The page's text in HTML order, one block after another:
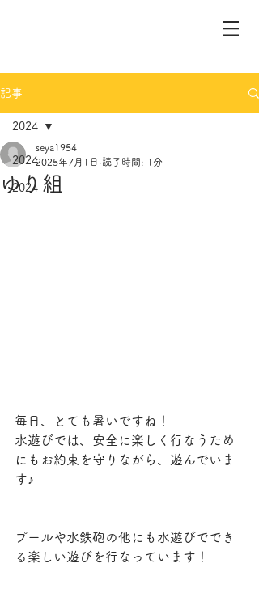
記事
2024
2024
2024
ゆり組
seya1954
2025年7月1日 読了時間: 1分
毎日、とても暑いですね！
水遊びでは、安全に楽しく行なうため
にもお約束を守りながら、遊んでいま
す♪
プールや水鉄砲の他にも水遊びででき
る楽しい遊びを行なっています！